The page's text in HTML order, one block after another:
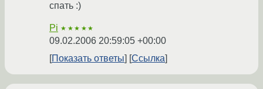
спать :)
Pi ★★★★★
09.02.2006 20:59:05 +00:00
Показать ответы
Ссылка